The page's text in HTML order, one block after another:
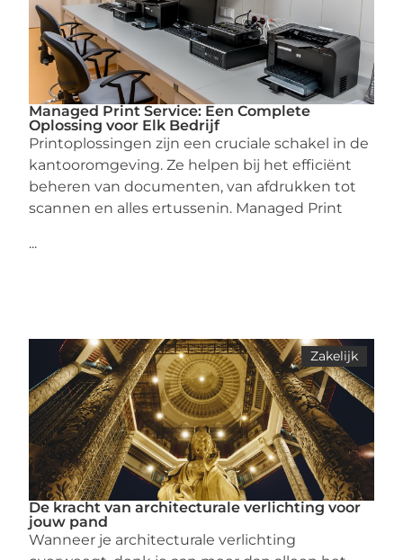
Managed Print Service: Een Complete
Oplossing voor Elk Bedrijf
Printoplossingen zijn een cruciale schakel in de
kantooromgeving. Ze helpen bij het efficiënt
beheren van documenten, van afdrukken tot
scannen en alles ertussenin. Managed Print
...
Zakelijk
De kracht van architecturale verlichting voor
jouw pand
Wanneer je architecturale verlichting